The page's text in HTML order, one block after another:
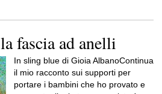
fascia ad anelli
In sling blue di Gioia AlbanoContinua
il mio racconto sui supporti per
portare i bambini che ho provato e